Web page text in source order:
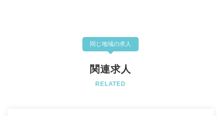
同じ地域の求人
関連求人
RELATED